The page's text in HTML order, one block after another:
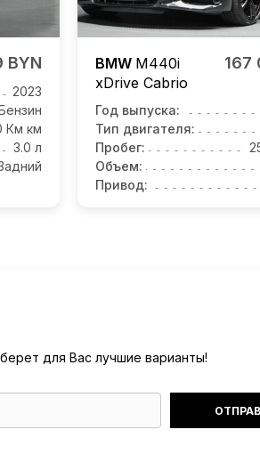
BYN
2023
Км км
3.0 л
BMW M440i
xDrive Cabrio
167
Год выпуска:
Тип двигателя:
Пробег:
Объем:
Привод:
для Вас лучшие варианты!